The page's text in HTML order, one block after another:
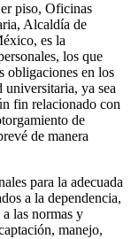
piso, Oficinas
Alcaldía de
es la
los que
obligaciones en los
universitaria, ya sea
fin relacionado con
de
de manera
para la adecuada
a la dependencia,
las normas y
manejo,